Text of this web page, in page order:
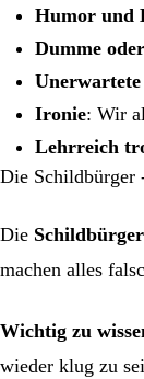
Humor und
Dumme
Ironie: Wir
Lehrreich
Die Schildbürger
Die Schildbürger
machen alles
Wichtig zu
wieder klug zu